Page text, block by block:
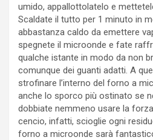
umido, appallottolatelo e
Scaldate il tutto per 1 minuto in
abbastanza caldo da emettere
spegnete il microonde e fate
qualche istante in modo da non
comunque dei guanti adatti. A
strofinare l’interno del forno a
anche lo sporco più ostinato se
dobbiate nemmeno usare la
cencio, infatti, scioglie ogni
forno a microonde sarà